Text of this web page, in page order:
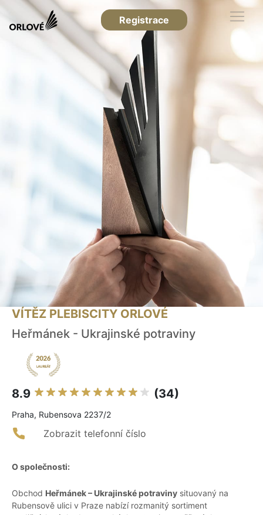
Registrace
VÍTĚZ PLEBISCITY ORLOVÉ
Heřmánek - Ukrajinské potraviny
8.9 (34)
Praha, Rubensova 2237/2
Zobrazit telefonní číslo
O společnosti:
Obchod Heřmánek – Ukrajinské potraviny situovaný na
Rubensově ulici v Praze nabízí rozmanitý sortiment